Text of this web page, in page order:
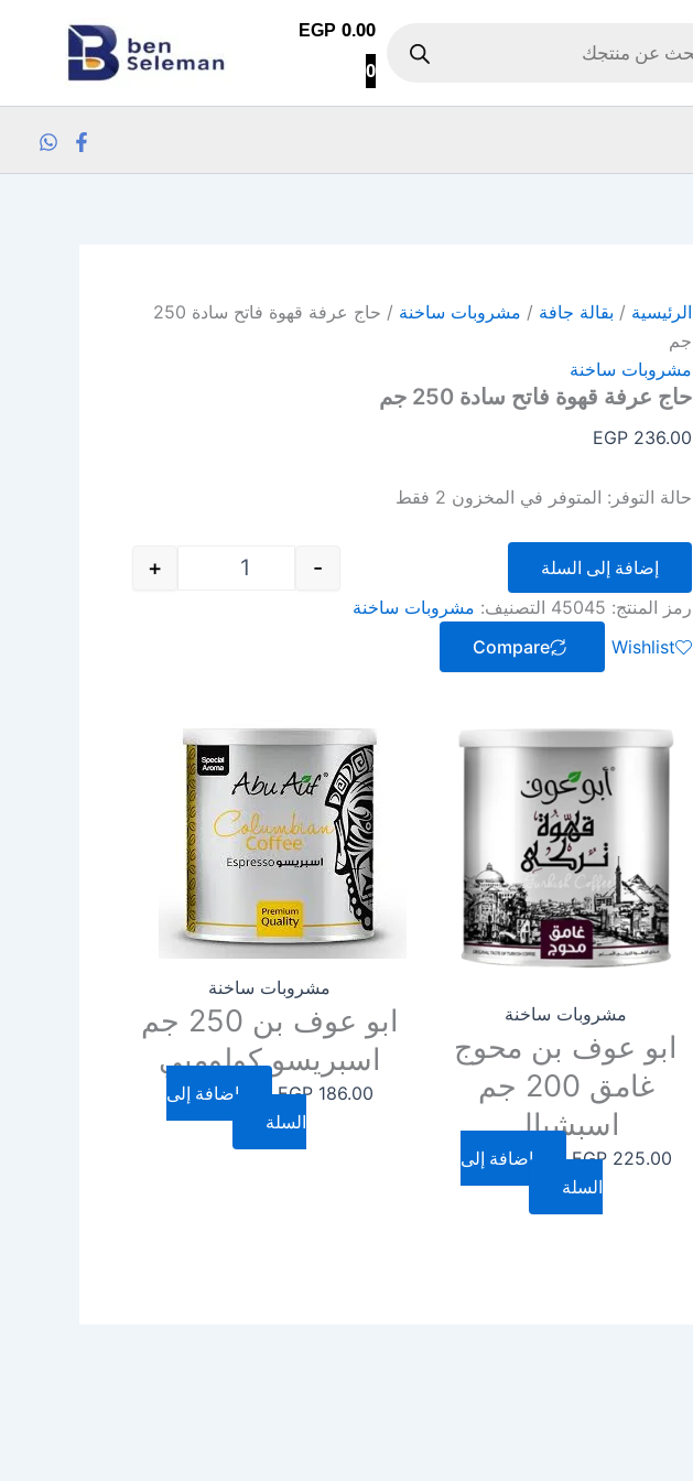
EGP0.00
0
الرئيسية / بقالة جافة / مشروبات ساخنة
/ حاج عرفة قهوة فاتح سادة 250
جم
مشروبات ساخنة
حاج عرفة قهوة فاتح سادة 250 جم
EGP236.00
حالة التوفر: المتوفر في المخزون 2 فقط
-
+
إضافة إلى السلة
رمز المنتج: 45045 التصنيف: مشروبات ساخنة
Wishlist
Compare
مشروبات ساخنة
ابو عوف بن محوج
غامق 200 جم
اسبشيال
EGP225.00
إضافة إلى
السلة
مشروبات ساخنة
ابو عوف بن 250 جم
اسبريسو كولومبي
EGP186.00
إضافة إلى
السلة